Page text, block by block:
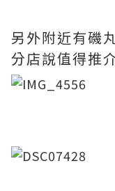
另外附近有磯
分店說值得推